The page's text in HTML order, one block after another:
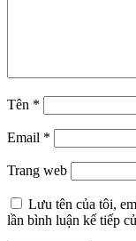
Tên *
Email *
Trang web
Lưu tên của tôi,
lần bình luận kế tiếp